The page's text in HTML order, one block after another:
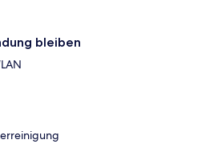
bleiben